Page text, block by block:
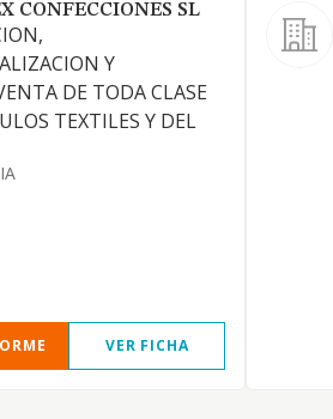
CONFECCIONES SL
Y
DE TODA CLASE
TEXTILES Y DEL
VER FICHA